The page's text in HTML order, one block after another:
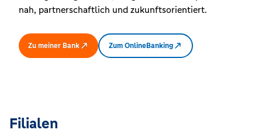
nah, partnerschaftlich und zukunftsorientiert.
Zu meiner Bank Zum OnlineBanking
Filialen